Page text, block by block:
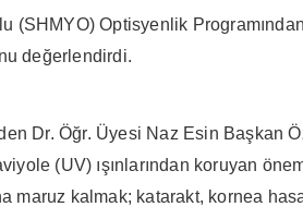
(SHMYO) Optisyenlik
değerlendirdi.
Dr. Öğr. Üyesi Naz Esin
(UV) ışınlarından koruyan
kalmak; katarakt, kornea